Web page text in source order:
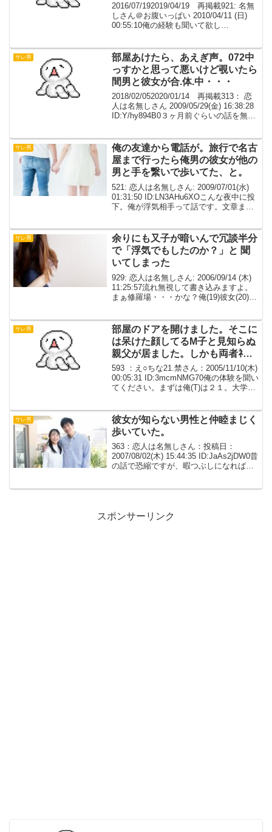
2016/07/192019/04/19 再掲載921: 名無
しさん＠お腹いっぱい 2010/04/11 (日)
00:55:10俺の経験も聞いて欲し
って3年目（俺２...
サレ男
部屋あけたら、あえぎ声。072中
っすかと思って悪いけど覗いたら
間男と彼女が合.体.中・・・
2018/02/052020/01/14 再掲載313： 恋
人は名無しさん 2009/05/29(金) 16:38:28
ID:Y/hy894B0３ヶ月前ぐらいの話を無性
サレ男
俺の友達から電話が。旅行で名古
屋まで行ったら俺男の彼女が他の
男と手を繋いで歩いてた、と。
521: 恋人は名無しさん: 2009/07/01(水)
01:31:50 ID:LN3AHu6XOこんな夜中に投
下。俺が浮気相手って話です。文章まと
学生Ａ子…２４...
サレ男
余りにも又子が暗いんで冗談半分
で「浮気でもしたのか？」と 聞
いてしまった
929: 恋人は名無しさん: 2006/09/14 (木)
11:25:57流れ無視して書き込みますよ。
まぁ修羅場・・・かな？俺(19)彼女(20)以
った。彼女と知...
サレ男
部屋のドアを開けました。そこに
は呆けた顔してるM子と見知らぬ
親父が居ました。しかも両者ﾈ果
で！
593 ：え○ちな21.禁さん：2005/11/10(木)
00:05:31 ID:3mcmNMG70俺の体験を聞い
てください。まずは俺(T)は２１。大学三
会いまし...
サレ男
彼女が知らない男性と仲睦まじく
歩いていた。
363：恋人は名無しさん：投稿日：
2007/08/02(木) 15:44:35 ID:JaAs2jDW0昔
の話で恐縮ですが、暇つぶしになればい
スポンサーリンク